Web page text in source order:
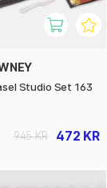
Studio Set 163
472 KR
945 KR